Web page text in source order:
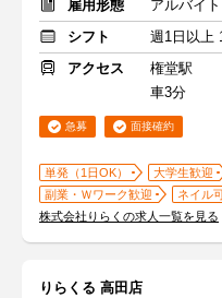
雇用形態
アルバイ
シフト
週1日以上
アクセス
権堂駅
車3分
急募 面接確約
単発（1日OK） 大学生歓迎
副業・Ｗワーク歓迎
ネイル
株式会社りらくの求人一覧を見る
りらくる 高田店